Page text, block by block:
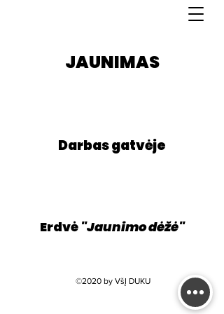
JAUNIMAS
Darbas gatvėje
Erdvė "Jaunimo dėžė"
©2020 by VšĮ DUKU